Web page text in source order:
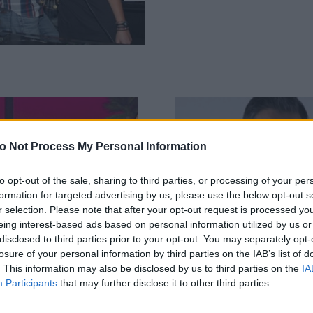
Not Process My Personal Information
opt-out of the sale, sharing to third parties, or processing of your
for targeted advertising by us, please use the below opt-out
selection. Please note that after your opt-out request is processed
interest-based ads based on personal information utilized by us
to third parties prior to your opt-out. You may separately
of your personal information by third parties on the IAB’s list of
This information may also be disclosed by us to third parties on the
Participants that may further disclose it to other third parties.
ΕΔΩ Survivor:
σε Αργιανίδη:
Survivor 2: Ο
επέστρεψε Ελλάδα